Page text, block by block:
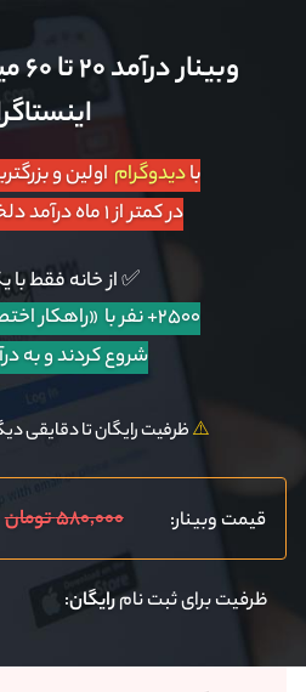
بادیدوگرام اولین و
در کمتر از ۱ ماه درآمد دلخواهت رو داری
✅ از خانه فقط
۲۵۰۰+ نفر با «راهکار اختصاصی»
شروع کردند و به
⚠️ظرفیت رایگان تا دقایقی
قیمت وبینار: ۵۸۰,۰۰۰ تومان
ظرفیت برای ثبت نامرایگان: